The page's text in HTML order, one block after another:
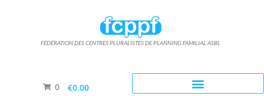
FÉDÉRATION DES CENTRES PLURALISTES DE PLANNING FAMILIAL ASBL
0 €0.00